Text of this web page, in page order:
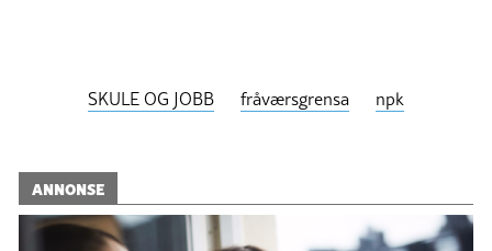
SKULE OG JOBB fråværsgrensa npk
ANNONSE